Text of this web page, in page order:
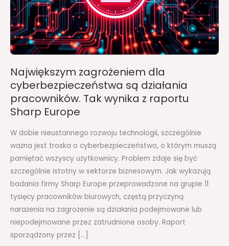
Największym zagrożeniem dla
cyberbezpieczeństwa są działania
pracowników. Tak wynika z raportu
Sharp Europe
W dobie nieustannego rozwoju technologii, szczególnie
ważna jest troska o cyberbezpieczeństwo, o którym muszą
pamiętać wszyscy użytkownicy. Problem zdaje się być
szczególnie istotny w sektorze biznesowym. Jak wykazują
badania firmy Sharp Europe przeprowadzone na grupie 11
tysięcy pracowników biurowych, częstą przyczyną
narażenia na zagrożenie są działania podejmowane lub
niepodejmowane przez zatrudnione osoby. Raport
sporządzony przez […]
Tak
wynika
z
raportu
Europe